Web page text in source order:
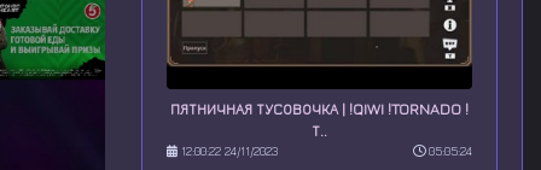
ПЯТНИЧНАЯ ТУСОВОЧКА | !QIWI !TORNADO !
Т..
12:00:22 24/11/2023 05:05:24